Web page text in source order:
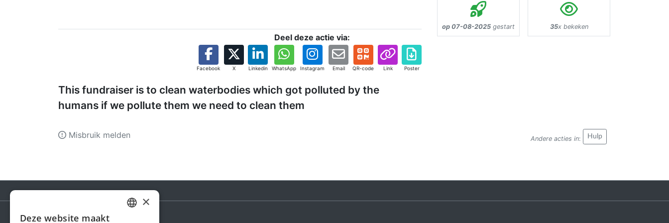
Deel deze actie via:
Facebook X Linkedin WhatsApp Instagram Email QR-code Link Poster
This fundraiser is to clean waterbodies which got polluted by the
humans if we pollute them we need to clean them
op 07-08-2025 gestart 35x bekeken
Andere acties in: Hulp
Misbruik melden
×
Deze website maakt